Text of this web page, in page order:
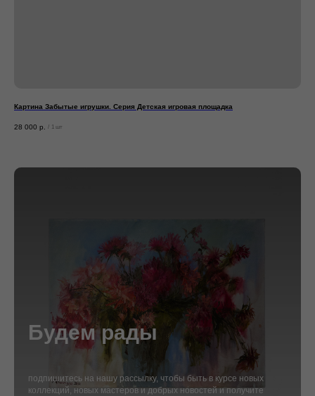
Картина Забытые игрушки. Серия Детская игровая площадка
28 000 р. / 1 шт
Будем рады
подпишитесь на нашу рассылку, чтобы быть в курсе новых
коллекций, новых мастеров и добрых новостей и получите